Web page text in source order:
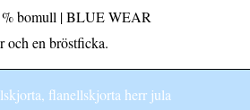
% bomull | BLUE WEAR
och en bröstficka.
flanellskjorta herr jula